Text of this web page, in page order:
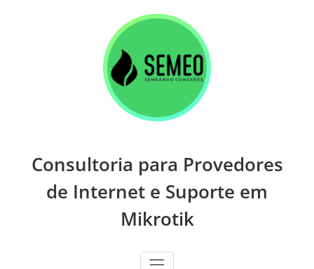
Consultoria para Provedores
de Internet e Suporte em
Mikrotik